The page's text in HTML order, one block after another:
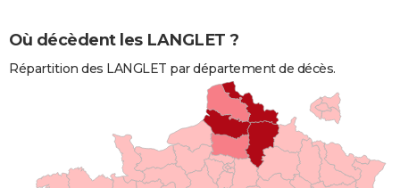
Où décèdent les LANGLET ?
Répartition des LANGLET par département de décès.